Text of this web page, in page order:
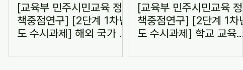
[교육부 민주시민교육 정
책중점연구] [2단계 1차년
도 수시과제] 해외 국가 교
위상 및 성격 변화 분석
[교육부 민주시민교육 정
책중점연구] [2단계 1차년
도 수시과제] 학교 교육과
교육 방안 연구